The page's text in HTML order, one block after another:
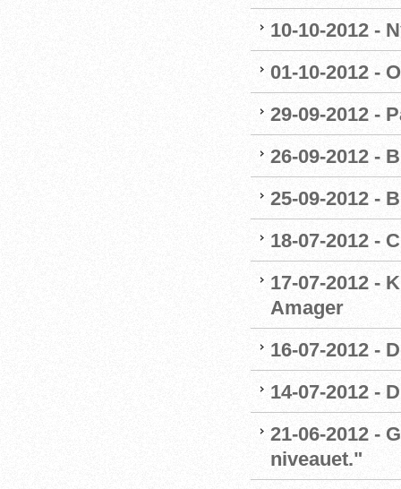
10-10-2012 -
01-10-2012 -
29-09-2012 -
26-09-2012 -
25-09-2012 -
18-07-2012 -
17-07-2012 -
Amager
16-07-2012 -
14-07-2012 -
21-06-2012 -
niveauet."